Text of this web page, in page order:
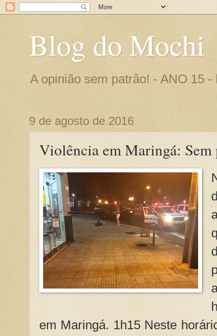
Blog do Mochi
A opinião sem patrão! - ANO 15
9 de agosto de 2016
Violência em Maringá: Sem
em Maringá. 1h15 Neste